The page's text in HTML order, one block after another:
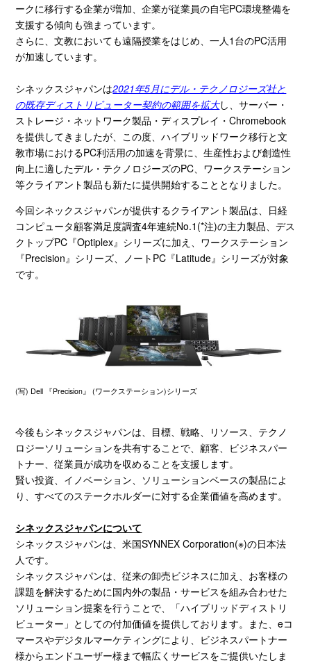
ークに移行する企業が増加、企業が従業員の自宅PC環境整備を
支援する傾向も強まっています。
さらに、文教においても遠隔授業をはじめ、一人 1 台のPC活用
が加速しています。
シネックスジャパンは2021年5月にデル・テクノロジーズ社と
の既存ディストリビューター契約の範囲を拡大し、サーバー・
ストレージ・ネットワーク製品・ディスプレイ・Chromebook
を提供してきましたが、この度、ハイブリッドワーク移行と文
教市場におけるPC利活用の加速を背景に、生産性および創造性
向上に適したデル・テクノロジーズのPC 、ワークステーション
等クライアント製品も新たに提供開始することとなりました。
今回シネックスジャパンが提供するクライアント製品は、日経
コンピュータ顧客満足度調査4年連続No.1 (*注)の主力製品、デス
クトップPC 『Optiplex』シリーズに加え、ワークステーション
『Precision 』シリーズ、ノート PC 『Latitude』シリーズが対象
です。
(写) Dell 『Precision 』(ワークステーション)シリーズ
今後もシネックスジャパンは、目標、戦略、リソース、テクノ
ロジーソリューションを共有することで、顧客、ビジネスパー
トナー、従業員が成功を収めることを支援します。
賢い投資、イノベーション、ソリューションベースの製品によ
り、すべてのステークホルダーに対する企業価値を高めます。
シネックスジャパンについて
シネックスジャパンは、米国SYNNEX Corporation(※)の日本法
人です。
シネックスジャパンは、従来の卸売ビジネスに加え、お客様の
課題を解決するために国内外の製品・サービスを組み合わせた
ソリューション提案を行うことで、「ハイブリッドディストリ
ビューター」としての付加価値を提供しております。また、eコ
マースやデジタルマーケティングにより、ビジネスパートナー
様からエンドユーザー様まで幅広くサービスをご提供いたしま